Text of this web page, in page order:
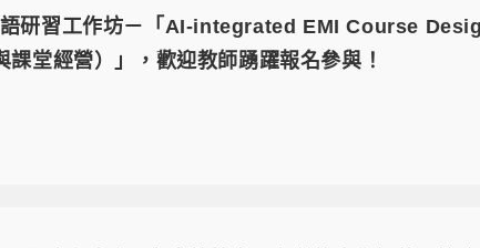
語研習工作坊－「AI-integrated EMI Course
堂經營）」，歡迎教師踴躍報名參與！